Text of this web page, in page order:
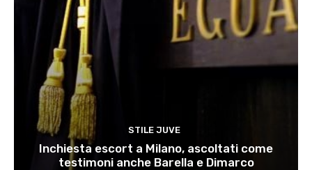
STILE JUVE
Inchiesta escort a Milano, ascoltati come
testimoni anche Barella e Dimarco